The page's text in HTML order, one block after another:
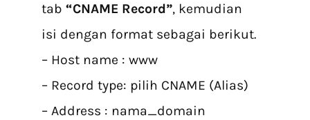
tab “CNAME Record”, kemudian
isi dengan format sebagai berikut.
– Host name : www
– Record type: pilih CNAME (Alias)
– Address : nama_domain